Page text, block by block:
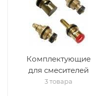
Комплектующие
для смесителей
3 товара